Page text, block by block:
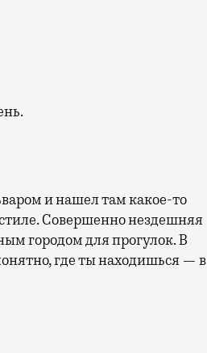
и нашел там какое-то
Совершенно нездешняя
городом для прогулок. В
где ты находишься — в